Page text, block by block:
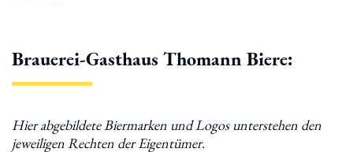
Brauerei-Gasthaus Thomann Biere: